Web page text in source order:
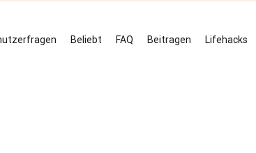
Beliebt FAQ Beitragen Lifehacks